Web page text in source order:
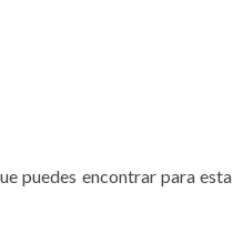
puedes encontrar para esta